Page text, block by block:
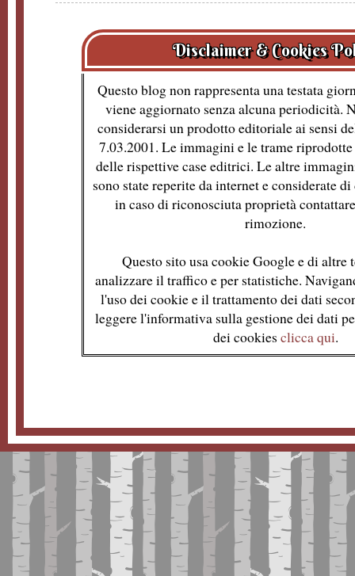
Disclaimer & Cookies
Questo blog non rappresenta una testata
viene aggiornato senza alcuna periodicità.
considerarsi un prodotto editoriale ai sensi
7.03.2001. Le immagini e le trame
delle rispettive case editrici. Le altre
sono state reperite da internet e considerate
in caso di riconosciuta proprietà
rimozione.
Questo sito usa cookie Google e di altre
analizzare il traffico e per statistiche.
l'uso dei cookie e il trattamento dei dati
leggere l'informativa sulla gestione dei dati
dei cookies clicca qui.